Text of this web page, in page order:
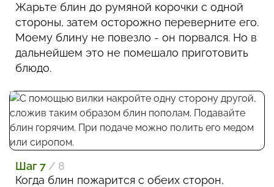
Жарьте блин до румяной корочки с одной
стороны, затем осторожно переверните его.
Моему блину не повезло - он порвался. Но в
дальнейшем это не помешало приготовить
блюдо.
Шаг 7 / 8
Когда блин пожарится с обеих сторон,